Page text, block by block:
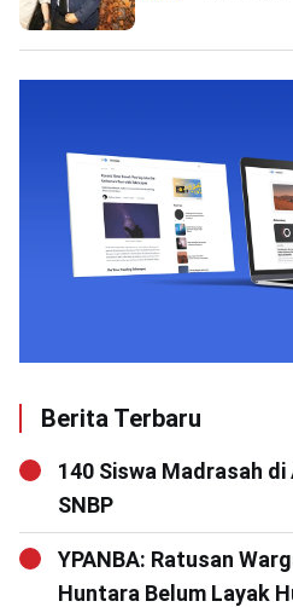
Berita Terbaru
140 Siswa Madrasah
SNBP
YPANBA: Ratusan
Huntara Belum Layak